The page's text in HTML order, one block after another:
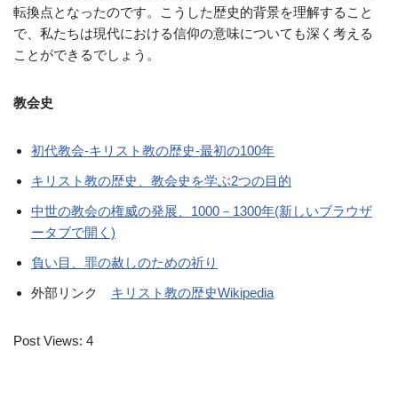
転換点となったのです。こうした歴史的背景を理解すること
で、私たちは現代における信仰の意味についても深く考える
ことができるでしょう。
教会史
初代教会-キリスト教の歴史-最初の100年
キリスト教の歴史、教会史を学ぶ2つの目的
中世の教会の権威の発展、1000－1300年(新しいブラウザ
ータブで開く)
負い目、罪の赦しのための祈り
外部リンク キリスト教の歴史Wikipedia
Post Views: 4